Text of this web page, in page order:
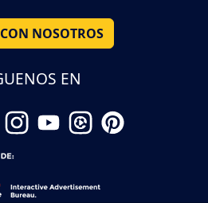
NOSOTROS
EN